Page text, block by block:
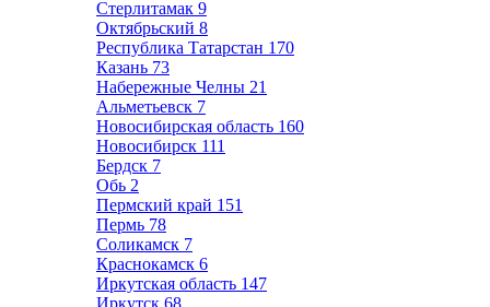
Стерлитамак 9
Октябрьский 8
Республика Татарстан 170
Казань 73
Набережные Челны 21
Альметьевск 7
Новосибирская область 160
Новосибирск 111
Бердск 7
Обь 2
Пермский край 151
Пермь 78
Соликамск 7
Краснокамск 6
Иркутская область 147
Иркутск 68